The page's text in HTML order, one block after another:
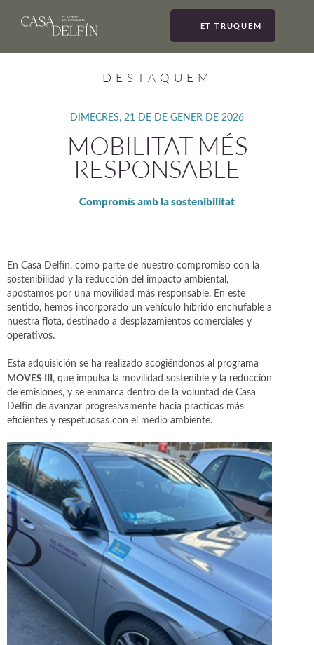
ET TRUQUEM
DESTAQUEM
DIMECRES, 21 DE DE GENER DE 2026
MOBILITAT MÉS
RESPONSABLE
Compromís amb la sostenibilitat
En Casa Delfín, como parte de nuestro compromiso con la
sostenibilidad y la reducción del impacto ambiental,
apostamos por una movilidad más responsable. En este
sentido, hemos incorporado un vehículo híbrido enchufable a
nuestra flota, destinado a desplazamientos comerciales y
operativos.
Esta adquisición se ha realizado acogiéndonos al programa
MOVES III, que impulsa la movilidad sostenible y la reducción
de emisiones, y se enmarca dentro de la voluntad de Casa
Delfín de avanzar progresivamente hacia prácticas más
eficientes y respetuosas con el medio ambiente.